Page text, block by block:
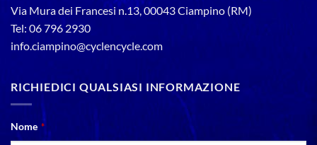
Via Mura dei Francesi n.13, 00043 Ciampino (RM)
Tel: 06 796 2930
info.ciampino@cyclencycle.com
RICHIEDICI QUALSIASI INFORMAZIONE
Nome *